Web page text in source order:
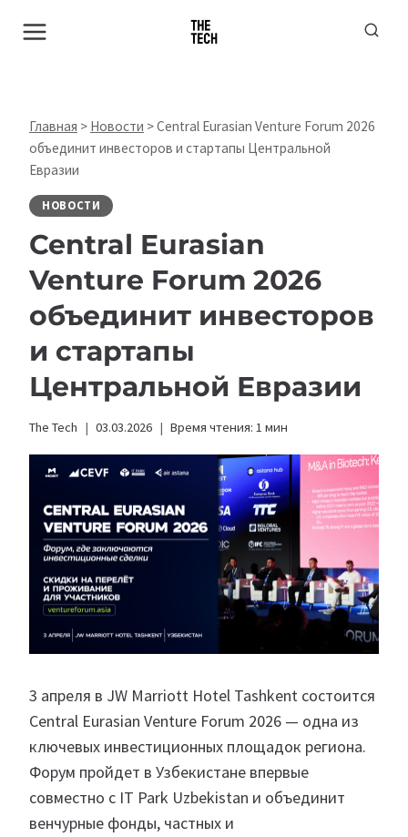
Главная > Новости >Central Eurasian Venture Forum 2026
объединит инвесторов и стартапы Центральной
Евразии
НОВОСТИ
Central Eurasian
Venture Forum 2026
объединит инвесторов
и стартапы
Центральной Евразии
The Tech 03.03.2026 Время чтения: 1 мин
3 апреля в JW Marriott Hotel Tashkent состоится
Central Eurasian Venture Forum 2026 — одна из
ключевых инвестиционных площадок региона.
Форум пройдет в Узбекистане впервые
совместно с IT Park Uzbekistan и объединит
венчурные фонды, частных и